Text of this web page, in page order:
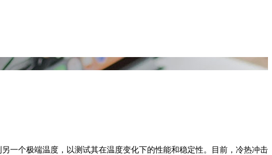
一个极端温度，以测试其在温度变化下的性能和稳定性。目前，冷热冲击